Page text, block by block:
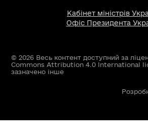
Кабінет міністрів
Офіс Президента
© 2026 Весь контент доступний за
Commons Attribution 4.0 International
зазначено інше